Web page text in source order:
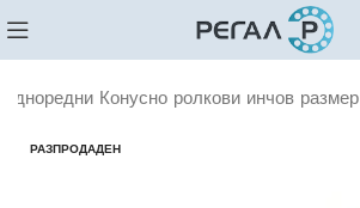
Едноредни Конусно ролкови инчов размер
РАЗПРОДАДЕН